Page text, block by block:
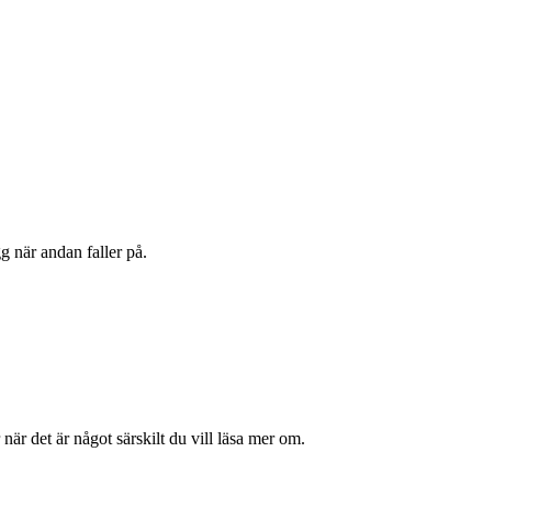
när andan faller på.
det är något särskilt du vill läsa mer om.